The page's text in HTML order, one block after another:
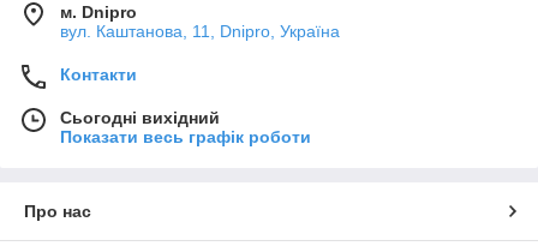
м. Dnipro
вул. Каштанова, 11, Dnipro, Україна
Контакти
Сьогодні вихідний
Показати весь графік роботи
Про нас